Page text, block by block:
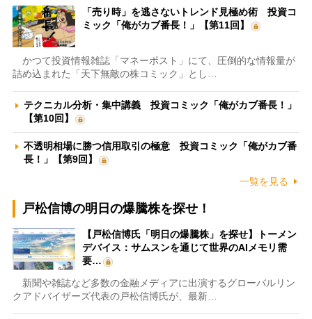
「売り時」を逃さないトレンド見極め術 投資コ
ミック「俺がカブ番長！」【第11回】
かつて投資情報雑誌「マネーポスト」にて、圧倒的な情報量が
詰め込まれた「天下無敵の株コミック」とし…
テクニカル分析・集中講義 投資コミック「俺がカブ番長！」
【第10回】
不透明相場に勝つ信用取引の極意 投資コミック「俺がカブ番
長！」【第9回】
一覧を見る
戸松信博の明日の爆騰株を探せ！
【戸松信博氏「明日の爆騰株」を探せ】トーメン
デバイス：サムスンを通じて世界のAIメモリ需
要…
新聞や雑誌など多数の金融メディアに出演するグローバルリン
クアドバイザーズ代表の戸松信博氏が、最新…